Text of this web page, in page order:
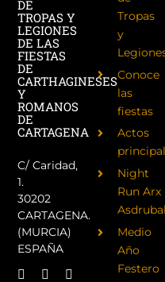
DE
TROPAS Y
LEGIONES
DE LAS
FIESTAS
DE
CARTHAGINESES
Y
ROMANOS
DE
CARTAGENA
C/ Caridad,
1.
30202
CARTAGENA.
(MURCIA)
ESPAÑA
Tropas
y
Conoce
las
fiestas
Actos
Night
Run Arx
Medio
Año
Festero